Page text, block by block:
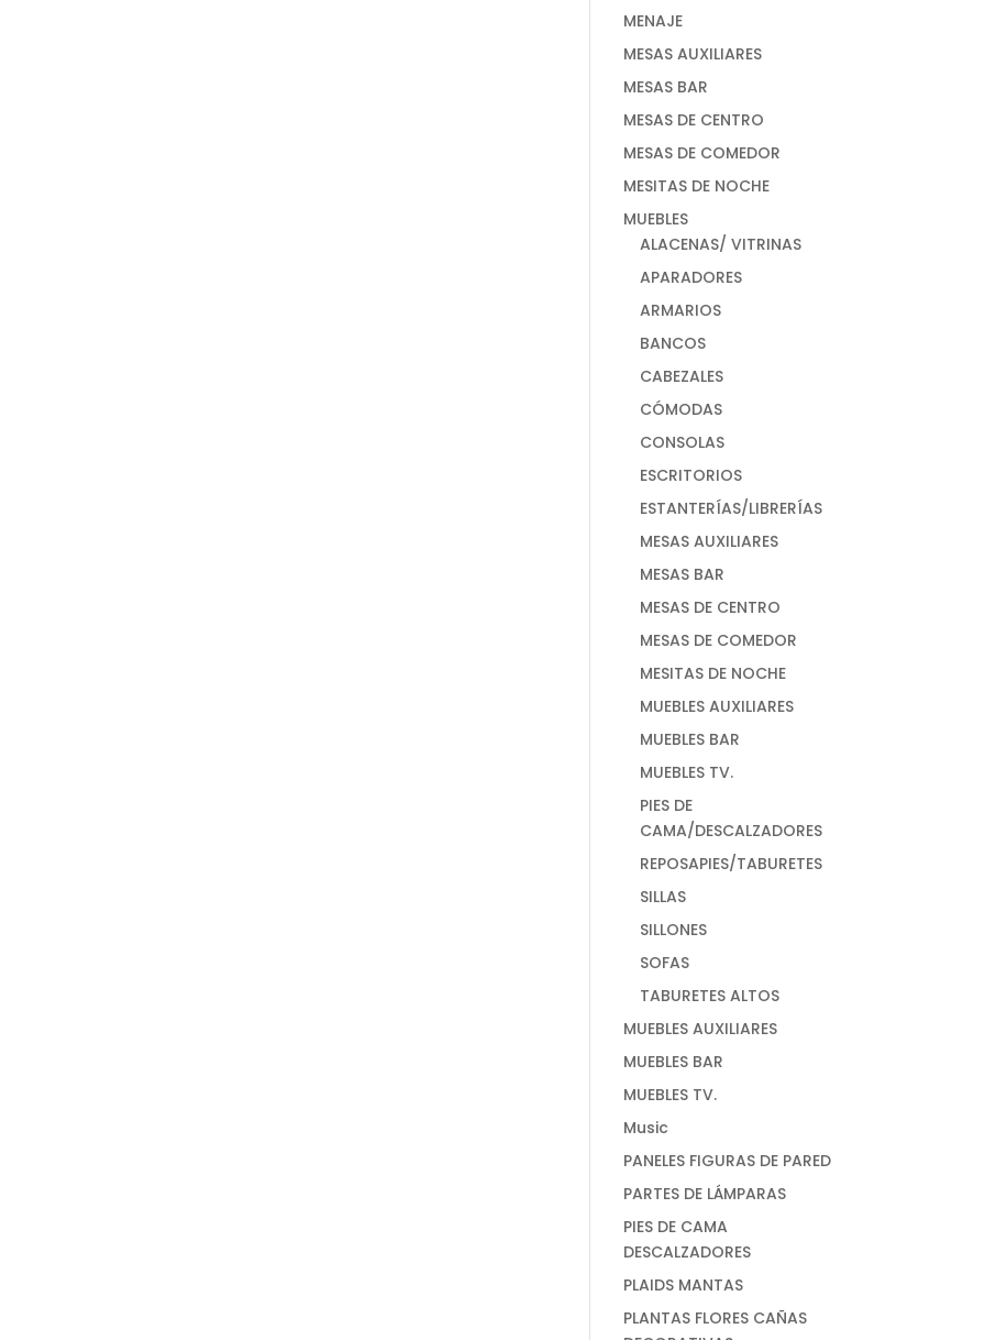
MENAJE
MESAS AUXILIARES
MESAS BAR
MESAS DE CENTRO
MESAS DE COMEDOR
MESITAS DE NOCHE
MUEBLES
ALACENAS/ VITRINAS
APARADORES
ARMARIOS
BANCOS
CABEZALES
CÓMODAS
CONSOLAS
ESCRITORIOS
ESTANTERÍAS/LIBRERÍAS
MESAS AUXILIARES
MESAS BAR
MESAS DE CENTRO
MESAS DE COMEDOR
MESITAS DE NOCHE
MUEBLES AUXILIARES
MUEBLES BAR
MUEBLES TV.
PIES DE
CAMA/DESCALZADORES
REPOSAPIES/TABURETES
SILLAS
SILLONES
SOFAS
TABURETES ALTOS
MUEBLES AUXILIARES
MUEBLES BAR
MUEBLES TV.
Music
PANELES FIGURAS DE PARED
PARTES DE LÁMPARAS
PIES DE CAMA
DESCALZADORES
PLAIDS MANTAS
PLANTAS FLORES CAÑAS